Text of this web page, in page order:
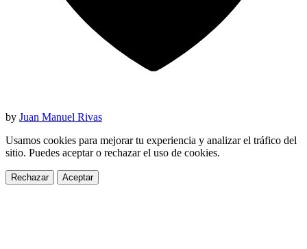
by Juan Manuel Rivas
Usamos cookies para mejorar tu experiencia y analizar el tráfico del
sitio. Puedes aceptar o rechazar el uso de cookies.
Rechazar Aceptar